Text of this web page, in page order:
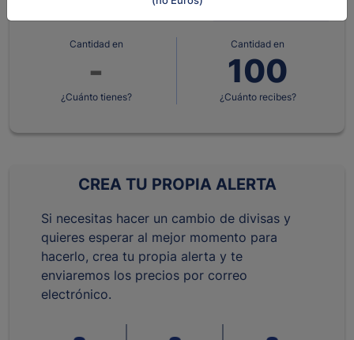
Cantidad en
¿Cuánto tienes?
Cantidad en
¿Cuánto recibes?
CREA TU PROPIA ALERTA
Si necesitas hacer un cambio de divisas y
quieres esperar al mejor momento para
hacerlo, crea tu propia alerta y te
enviaremos los precios por correo
electrónico.